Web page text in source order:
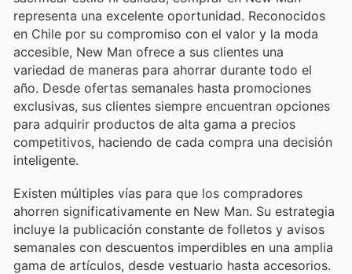
representa una excelente oportunidad. Reconocidos
en Chile por su compromiso con el valor y la moda
accesible, New Man ofrece a sus clientes una
variedad de maneras para ahorrar durante todo el
año. Desde ofertas semanales hasta promociones
exclusivas, sus clientes siempre encuentran opciones
para adquirir productos de alta gama a precios
competitivos, haciendo de cada compra una decisión
inteligente.
Existen múltiples vías para que los compradores
ahorren significativamente en New Man. Su estrategia
incluye la publicación constante de folletos y avisos
semanales con descuentos imperdibles en una amplia
gama de artículos, desde vestuario hasta accesorios.